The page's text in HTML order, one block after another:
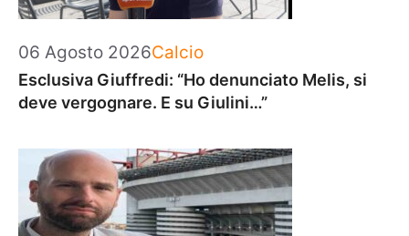
06 Agosto 2026Categorie
Calcio
Esclusiva Giuffredi: “Ho denunciato Melis, si
deve vergognare. E su Giulini…”